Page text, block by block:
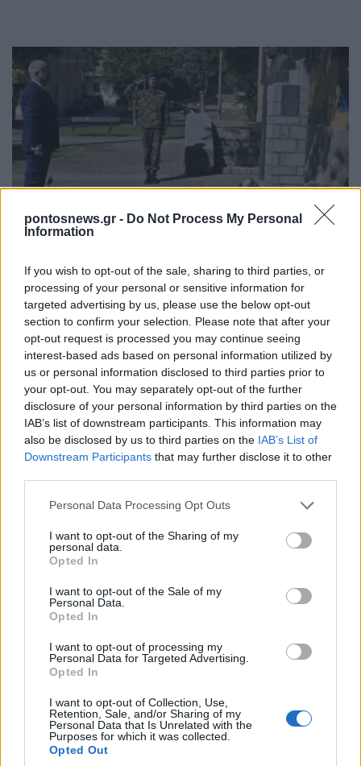
pontosnews.gr - Do Not Process My Personal
Information
If you wish to opt-out of the sale, sharing to third parties, or
processing of your personal or sensitive information for
targeted advertising by us, please use the below opt-out
section to confirm your selection. Please note that after your
opt-out request is processed you may continue seeing
interest-based ads based on personal information utilized by
us or personal information disclosed to third parties prior to
your opt-out. You may separately opt-out of the further
disclosure of your personal information by third parties on the
IAB’s list of downstream participants. This information may
also be disclosed by us to third parties on the IAB’s List of
Downstream Participants that may further disclose it to other
Please note that this website/app uses one or more Google
not limited to your visit or usage behaviour. You may click to
grant or deny consent to Google and its third-party tags to
use your data for below specified purposes in below Google
consent section.
Personal Data Processing Opt Outs
I want to opt-out of the Sharing of my
personal data.
Opted In
I want to opt-out of the Sale of my
Personal Data.
Opted In
I want to opt-out of processing my
Personal Data for Targeted Advertising.
Opted In
I want to opt-out of Collection, Use,
Retention, Sale, and/or Sharing of my
Personal Data that Is Unrelated with the
Purposes for which it was collected.
Opted Out
52 χρόνια από την αποκατάσταση της
για τη Μεταπολίτευση, τους θεσμούς και την
Κύπρο
24/07/2026 - 11:45πμ
ΠΟΛΙΤΙΚΗ
Άρθηκε η ασυλία της Ζωής Κωνσταντοπούλου –
«Δεν θα με απενεργοποιήσουν»
22/07/2026 - 6:20μμ